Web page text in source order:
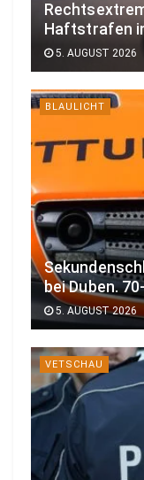
Haftstrafen
5. AUGUST 2026
BLAULICHT
bei Duben.
5. AUGUST 2026
VETSCHAU